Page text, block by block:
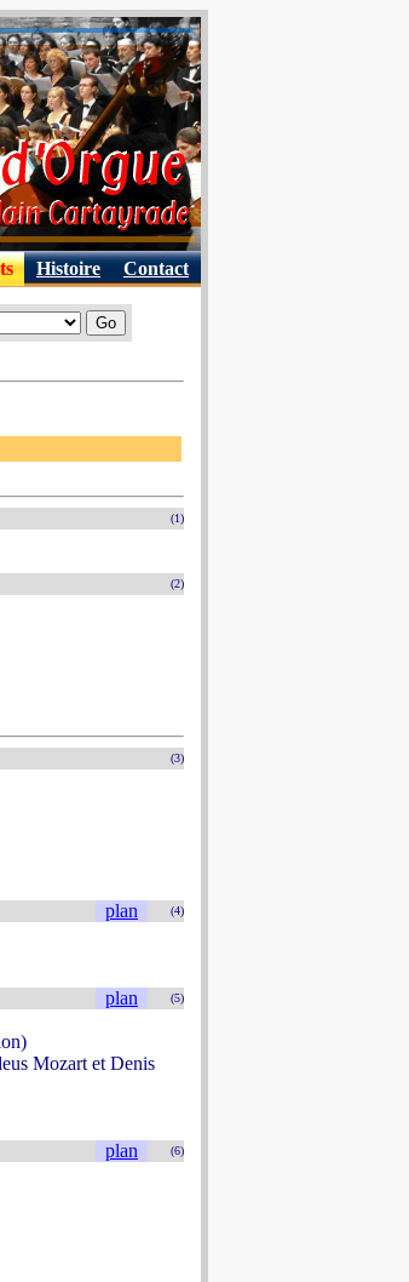
Histoire Contact
(1)
(2)
(3)
plan (4)
plan (5)
Mozart et Denis
plan (6)